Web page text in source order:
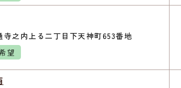
寺之内上る二丁目下天神町653番地
望